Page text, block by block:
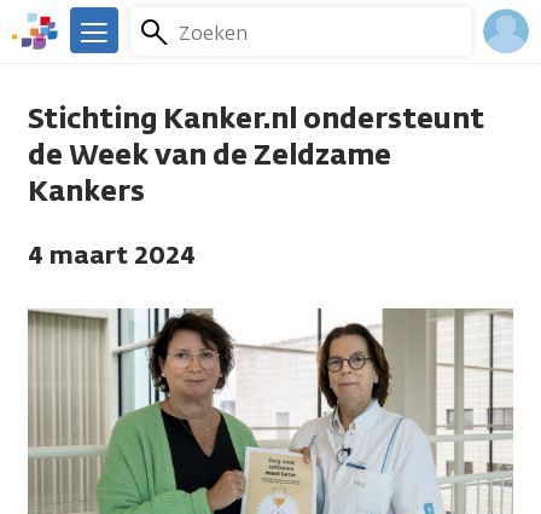
Overslaan
en
inhoud
gaan
We
er
voor
je.
Kanker.nl
Zoeken
Menu
Stichting Kanker.nl ondersteunt
de Week van de Zeldzame
Kankers
4 maart 2024